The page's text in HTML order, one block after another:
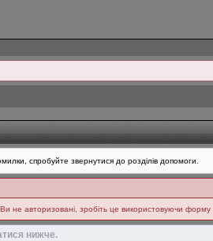
спробуйте звернутися до розділів допомоги.
не авторизовані, зробіть це використовуючи
нижче.